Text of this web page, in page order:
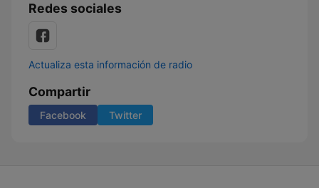
Redes sociales
Actualiza esta información de radio
Compartir
Facebook Twitter